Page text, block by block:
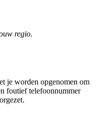
regio.
je worden opgenomen om
foutief telefoonnummer